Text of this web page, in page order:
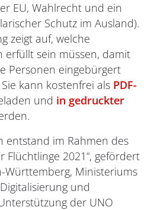
EU, Wahlrecht und ein
Schutz im Ausland).
zeigt auf, welche
erfüllt sein müssen, damit
Personen eingebürgert
kann kostenfrei als PDF-
und in gedruckter
entstand im Rahmen des
Flüchtlinge 2021“, gefördert
Württemberg, Ministeriums
und
der UNO